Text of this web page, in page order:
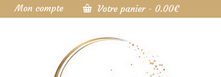
Mon compte Votre panier - 0.00€